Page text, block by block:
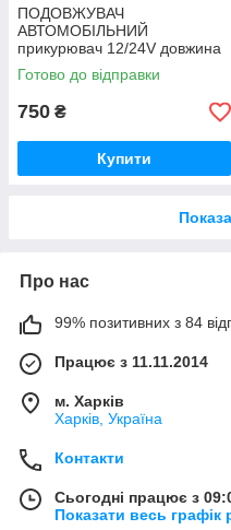
ПОДОВЖУВАЧ
АВТОМОБІЛЬНИЙ
прикурювач 12/24V довжина
3 метра
Готово до відправки
750 ₴
Купити
Про нас
99% позитивних з 84
Працює з 11.11.2014
м. Харків
Харків, Україна
Контакти
Сьогодні працює з
Показати весь графік